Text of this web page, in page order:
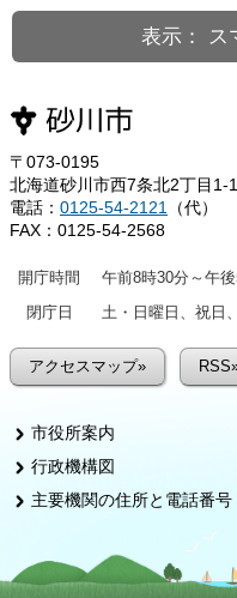
表示： ス
〒073-0195
北海道砂川市西7条北2丁目1-1
電話： 0125-54-2121
（代）
FAX：0125-54-2568
開庁時間
午前8時30分～午
閉庁日
土・日曜日、祝日
アクセスマップ»
市役所案内
行政機構図
主要機関の住所と電話番号